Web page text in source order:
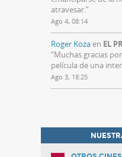
atravesar.”
Ago 4, 08:14
Roger Kozaen EL
“Muchas gracias
película de una
Ago 3, 18:25